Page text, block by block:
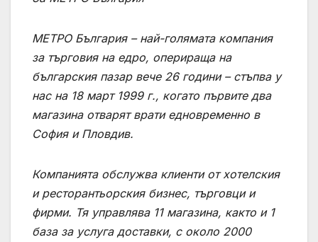
МЕТРО България – най-голямата компания
за търговия на едро, оперираща на
българския пазар вече 26 години – стъпва у
нас на 18 март 1999 г., когато първите два
магазина отварят врати едновременно в
София и Пловдив.
Компанията обслужва клиенти от хотелския
и ресторантьорския бизнес, търговци и
фирми. Тя управлява 11 магазина, както и 1
база за услуга доставки, с около 2000